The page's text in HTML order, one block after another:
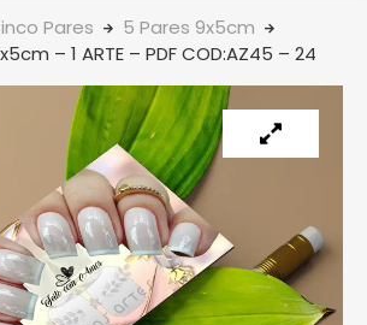
Pares
5 Pares 9x5cm
– 1 ARTE – PDF COD:AZ45 – 24